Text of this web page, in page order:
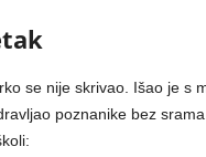
se nije skrivao. Išao je s
poznanike bez